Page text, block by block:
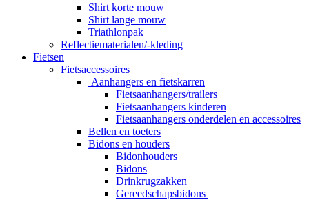
Shirt korte mouw
Shirt lange mouw
Triathlonpak
Reflectiematerialen/-kleding
Fietsen
Fietsaccessoires
Aanhangers en fietskarren
Fietsaanhangers/trailers
Fietsaanhangers kinderen
Fietsaanhangers onderdelen en accessoires
Bellen en toeters
Bidons en houders
Bidonhouders
Bidons
Drinkrugzakken
Gereedschapsbidons